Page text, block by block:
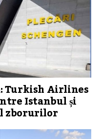
Turkish Airlines
Istanbul și
zborurilor